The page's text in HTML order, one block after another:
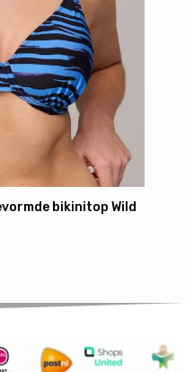
bikinitop Wild